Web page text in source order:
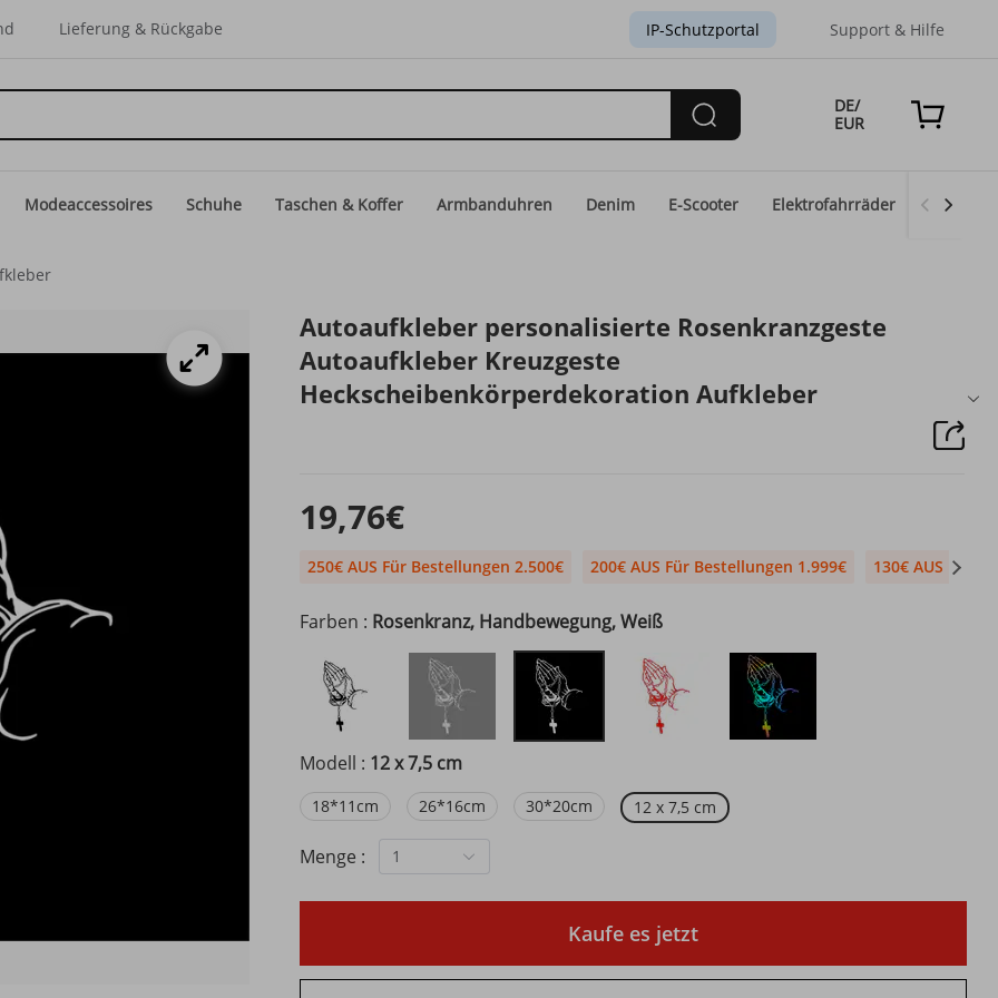
Lieferung & Rückgabe IP-Schutzportal Support & Hilfe
DE/
EUR
Modeaccessoires Schuhe Taschen & Koffer Armbanduhren Denim E-Scooter Elektrofahrräder Eid-
Autoaufkleber personalisierte Rosenkranzgeste
Autoaufkleber Kreuzgeste
Heckscheibenkörperdekoration Aufkleber
19,76€
250€ AUS Für Bestellungen 2.500€ 200€ AUS Für Bestellungen 1.999€ 130€ AUS Für
Farben : Rosenkranz, Handbewegung, Weiß
Modell : 12 x 7,5 cm
18*11cm 26*16cm 30*20cm 12 x 7,5 cm
Menge : 1
Kaufe es jetzt